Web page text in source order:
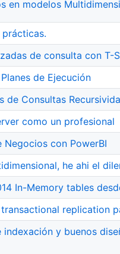
en modelos
prácticas.
de consulta con T-
de Ejecución
de Consultas
como un profesional
Negocios con PowerBI
he ahi el
In-Memory tables
replication
indexación y buenos